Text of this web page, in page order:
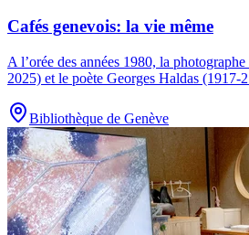
Cafés genevois: la vie même
A l’orée des années 1980, la
2025) et le poète Georges Haldas (1917-2
Bibliothèque de Genève